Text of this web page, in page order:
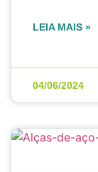
LEIA MAIS »
04/06/2024